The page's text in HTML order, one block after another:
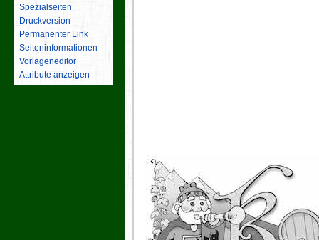
Spezialseiten
Druckversion
Permanenter Link
Seiten­­informationen
Vorlageneditor
Attribute anzeigen